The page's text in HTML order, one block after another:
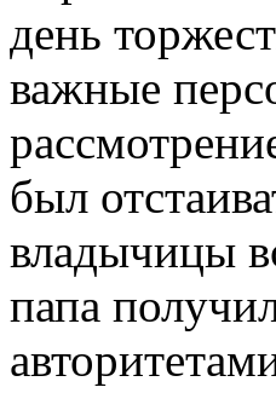
день
важные
был
владычицы
папа